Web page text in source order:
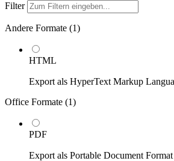
Filter
Andere Formate (1)
HTML
Export als HyperText Markup
Office Formate (1)
PDF
Export als Portable Document